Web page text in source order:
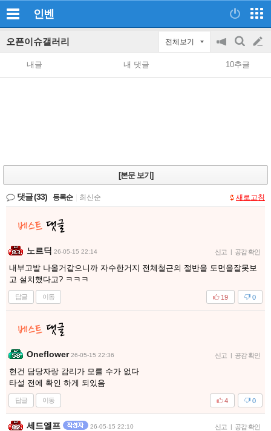
인벤
오픈이슈갤러리 전체보기
공
지
on/off
검
색
글
쓰
내글 내 댓글 10추글
[본문 보기]
댓글(33) 등록순 최신순 새로고침
노르딕 26-05-15 22:14 신고 | 공감 확인
내부고발 나올거같으니까 자수한거지 전체철근의 절반을 도면을잘못보
고 설치했다고? ㅋㅋㅋ
답글 이동 0
19
Oneflower 26-05-15 22:36 신고 | 공감 확인
현건 담당자랑 감리가 모를 수가 없다
타설 전에 확인 하게 되있음
답글 이동 0
4
세드엘프 26-05-15 22:10 신고 | 공감 확인